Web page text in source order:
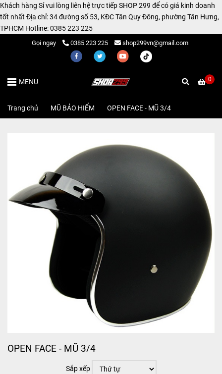
Gọi ngay 0385 223 225 shop299vn@gmail.com
0
MENU
Trang chủ MŨ BẢO HIỂM OPEN FACE - MŨ 3/4
OPEN FACE - MŨ 3/4
Sắp xếp
Khách hàng Sỉ vui lòng liên hệ trực tiếp SHOP 299 để có giá kinh doanh
tốt nhất Địa chỉ: 34 đường số 53, KĐC Tân Quy Đông, phường Tân Hưng,
TPHCM Hotline: 0385 223 225